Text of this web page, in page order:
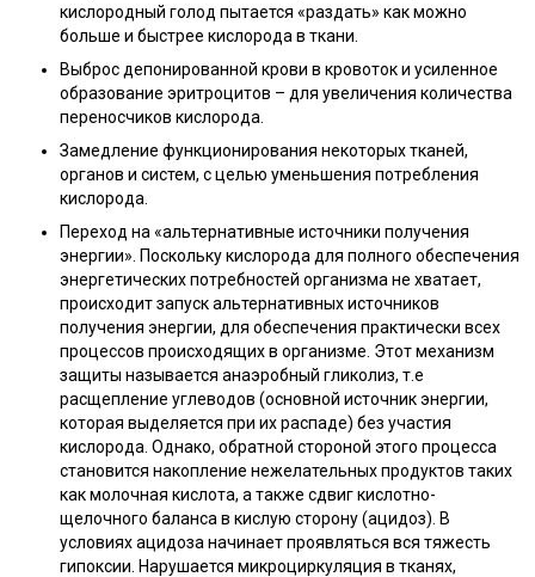
кислородный голод пытается «раздать» как можно
больше и быстрее кислорода в ткани.
Выброс депонированной крови в кровоток и усиленное
образование эритроцитов – для увеличения количества
переносчиков кислорода.
Замедление функционирования некоторых тканей,
органов и систем, с целью уменьшения потребления
кислорода.
Переход на «альтернативные источники получения
энергии». Поскольку кислорода для полного обеспечения
энергетических потребностей организма не хватает,
происходит запуск альтернативных источников
получения энергии, для обеспечения практически всех
процессов происходящих в организме. Этот механизм
защиты называется анаэробный гликолиз, т.е
расщепление углеводов (основной источник энергии,
которая выделяется при их распаде) без участия
кислорода. Однако, обратной стороной этого процесса
становится накопление нежелательных продуктов таких
как молочная кислота, а также сдвиг кислотно-
щелочного баланса в кислую сторону (ацидоз). В
условиях ацидоза начинает проявляться вся тяжесть
гипоксии. Нарушается микроциркуляция в тканях,